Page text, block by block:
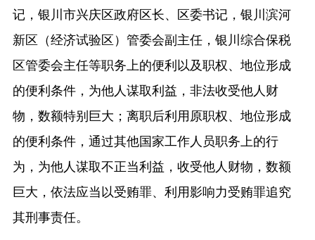
记，银川市兴庆区政府区长、区委书记，银川滨河
新区（经济试验区）管委会副主任，银川综合保税
区管委会主任等职务上的便利以及职权、地位形成
的便利条件，为他人谋取利益，非法收受他人财
物，数额特别巨大；离职后利用原职权、地位形成
的便利条件，通过其他国家工作人员职务上的行
为，为他人谋取不正当利益，收受他人财物，数额
巨大，依法应当以受贿罪、利用影响力受贿罪追究
其刑事责任。